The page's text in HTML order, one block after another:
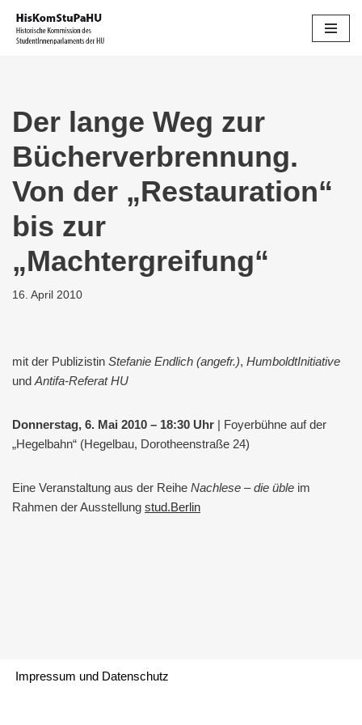
Zum
Der lange Weg zur
Bücherverbrennung.
Von der „Restauration“
bis zur
„Machtergreifung“
16. April 2010
mit der Publizistin Stefanie Endlich (angefr.), HumboldtInitiative
und Antifa-Referat HU
Donnerstag, 6. Mai 2010 – 18:30 Uhr | Foyerbühne auf der
„Hegelbahn“ (Hegelbau, Dorotheenstraße 24)
Eine Veranstaltung aus der Reihe Nachlese – die üble im
Rahmen der Ausstellung stud.Berlin
Impressum und Datenschutz